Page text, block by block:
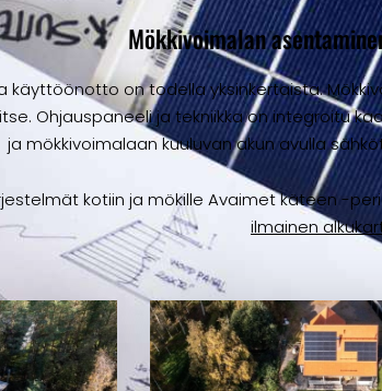
Mökkivoimalan
käyttöönotto on todella yksinkertaista.
Ohjauspaneeli ja tekniikka on integroitu
ja mökkivoimalaan kuuluvan akun avulla
kotiin ja mökille Avaimet käteen -
ilmainen